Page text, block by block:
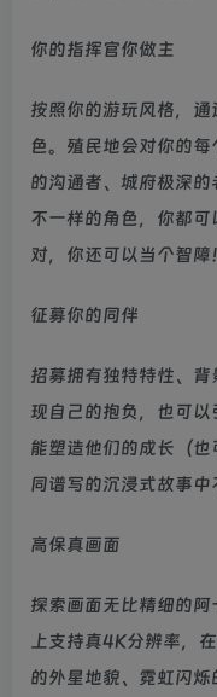
你的指挥官你做主
按照你的游玩风格，
色。殖民地会对你的
的沟通者、城府极深
不一样的角色，你都
对，你还可以当个智障！
征募你的同伴
招募拥有独特特性、
现自己的抱负，也可
能塑造他们的成长（
同谱写的沉浸式故事中
高保真画面
探索画面无比精细的
上支持真4K分辨率，
的外星地貌、霓虹闪